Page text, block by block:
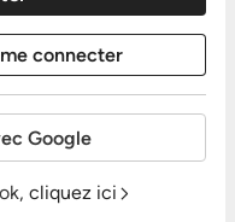
Google
cliquez ici